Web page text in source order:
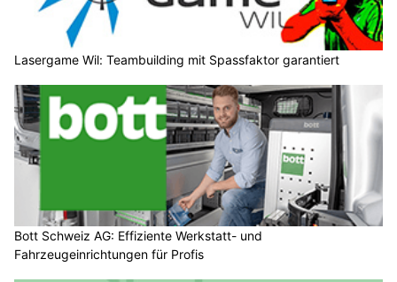
Lasergame Wil: Teambuilding mit Spassfaktor garantiert
Bott Schweiz AG: Effiziente Werkstatt- und
Fahrzeugeinrichtungen für Profis